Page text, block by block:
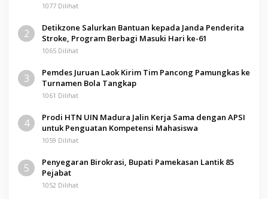
1077 Dilihat
2
Detikzone Salurkan Bantuan kepada Janda Penderita
Stroke, Program Berbagi Masuki Hari ke-61
1065 Dilihat
3
Pemdes Juruan Laok Kirim Tim Pancong Pamungkas ke
Turnamen Bola Tangkap
1061 Dilihat
4
Prodi HTN UIN Madura Jalin Kerja Sama dengan APSI
untuk Penguatan Kompetensi Mahasiswa
1059 Dilihat
5
Penyegaran Birokrasi, Bupati Pamekasan Lantik 85
Pejabat
1052 Dilihat